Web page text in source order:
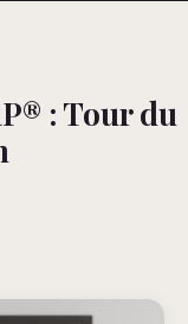
: Tour du